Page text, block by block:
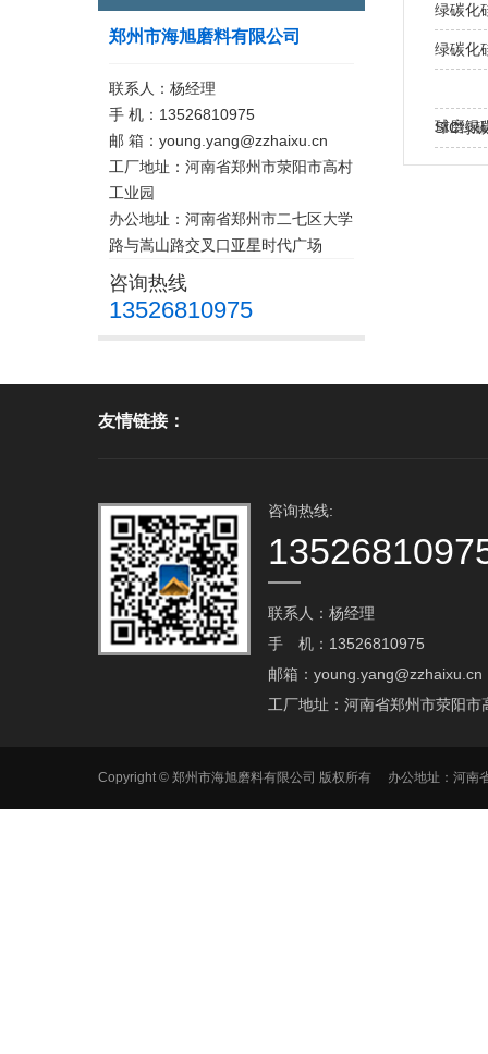
郑州市海旭磨料有限公司
联系人：杨经理
手 机：13526810975
邮 箱：young.yang@zzhaixu.cn
工厂地址：河南省郑州市荥阳市高村
工业园
办公地址：河南省郑州市二七区大学
路与嵩山路交叉口亚星时代广场
咨询热线
13526810975
绿碳化
绿碳化
球磨绿
粉
SIC绿
友情链接：
咨询热线:
联系人：杨经理
手 机：13526810975
邮箱：young.yang@zzhaixu.cn
工厂地址：河南省郑州市荥阳市
Copyright © 郑州市海旭磨料有限公司 版权所有 办公地址：河